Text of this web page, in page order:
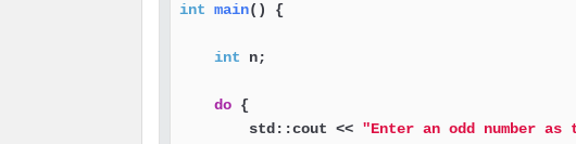
int main() {
int n;
do {
        std::cout <<
"Enter an odd number